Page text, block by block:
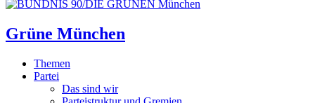
Grüne München
Themen
Partei
Das sind wir